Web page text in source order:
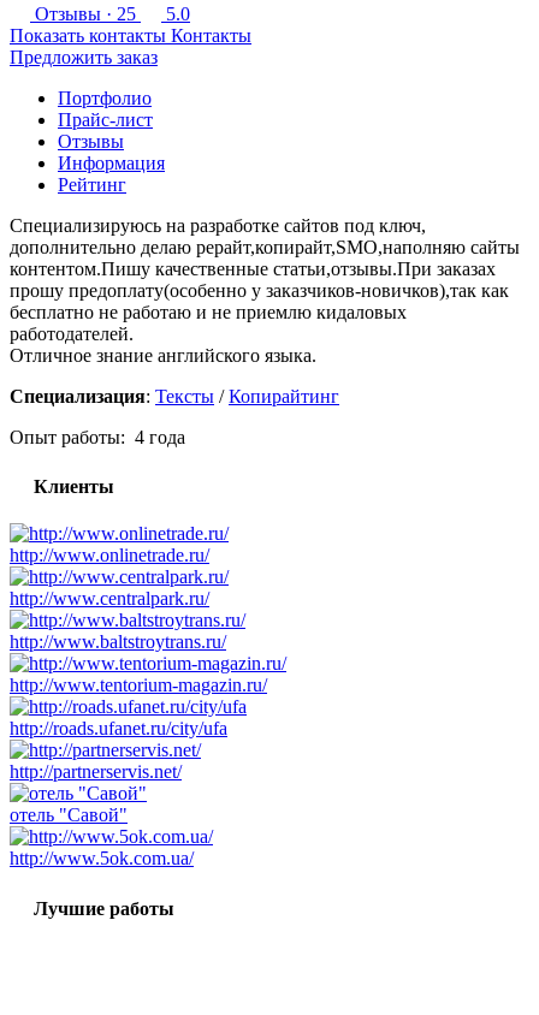
Отзывы · 25
5.0
Показать контакты Контакты
Предложить заказ
Портфолио
Прайс-лист
Отзывы
Информация
Рейтинг
Специализируюсь на разработке сайтов под ключ,
дополнительно делаю рерайт,копирайт,SMO,наполняю сайты
контентом.Пишу качественные статьи,отзывы.При заказах
прошу предоплату(особенно у заказчиков-новичков),так как
бесплатно не работаю и не приемлю кидаловых
работодателей.
Отличное знание английского языка.
Специализация: Тексты /Копирайтинг
Опыт работы: 4 года
Клиенты
http://www.onlinetrade.ru/
http://www.centralpark.ru/
http://www.baltstroytrans.ru/
http://www.tentorium-magazin.ru/
http://roads.ufanet.ru/city/ufa
http://partnerservis.net/
отель "Савой"
http://www.5ok.com.ua/
Лучшие работы